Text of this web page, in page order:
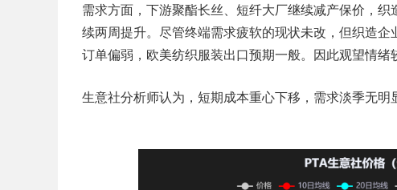
需求方面，下游聚酯长丝、短纤大厂继续减产保价，
续两周提升。尽管终端需求疲软的现状未改，但织造
订单偏弱，欧美纺织服装出口预期一般。因此观望情绪
生意社分析师认为，短期成本重心下移，需求淡季无明